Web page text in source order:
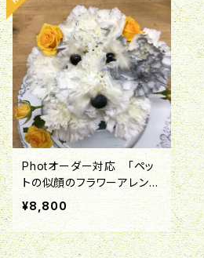
Photオーダー対応 「ペッ
トの似顔のフラワーアレンジ
メント」
¥8,800